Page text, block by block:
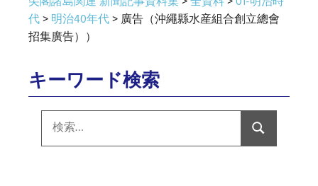
代>明治40年代>廣告（沖繩縣水産組合創立總會
招集廣告））
キーワード検索
索:
検
索